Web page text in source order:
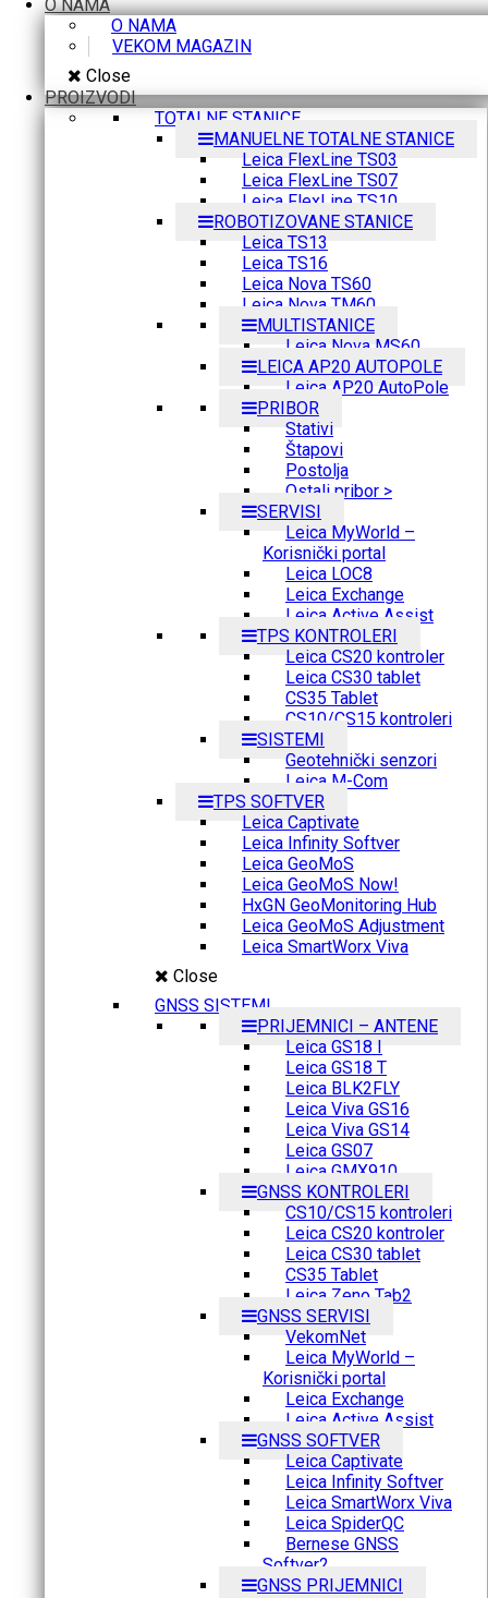
O NAMA
O NAMA
VEKOM MAGAZIN
Close
PROIZVODI
TOTALNE STANICE
MANUELNE TOTALNE STANICE
Leica FlexLine TS03
Leica FlexLine TS07
Leica FlexLine TS10
ROBOTIZOVANE STANICE
Leica TS13
Leica TS16
Leica Nova TS60
Leica Nova TM60
MULTISTANICE
Leica Nova MS60
LEICA AP20 AUTOPOLE
Leica AP20 AutoPole
PRIBOR
Stativi
Štapovi
Postolja
Ostali pribor >
SERVISI
Leica MyWorld –
Korisnički portal
Leica LOC8
Leica Exchange
Leica Active Assist
TPS KONTROLERI
Leica CS20 kontroler
Leica CS30 tablet
CS35 Tablet
CS10/CS15 kontroleri
SISTEMI
Geotehnički senzori
Leica M-Com
TPS SOFTVER
Leica Captivate
Leica Infinity Softver
Leica GeoMoS
Leica GeoMoS Now!
HxGN GeoMonitoring Hub
Leica GeoMoS Adjustment
Leica SmartWorx Viva
Close
GNSS SISTEMI
PRIJEMNICI – ANTENE
Leica GS18 I
Leica GS18 T
Leica BLK2FLY
Leica Viva GS16
Leica Viva GS14
Leica GS07
Leica GMX910
GNSS KONTROLERI
CS10/CS15 kontroleri
Leica CS20 kontroler
Leica CS30 tablet
CS35 Tablet
Leica Zeno Tab2
GNSS SERVISI
VekomNet
Leica MyWorld –
Korisnički portal
Leica Exchange
Leica Active Assist
GNSS SOFTVER
Leica Captivate
Leica Infinity Softver
Leica SmartWorx Viva
Leica SpiderQC
Bernese GNSS
Softver2
GNSS PRIJEMNICI